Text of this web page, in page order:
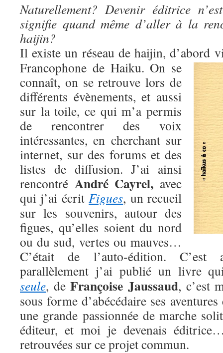
Naturellement? Devenir éditrice
signifie quand même d’aller à la
haijin?
Il existe un réseau de haijin, d’abord
Francophone de Haiku. On se
connaît, on se retrouve lors de
différents évènements, et aussi
sur la toile, ce qui m’a permis
de rencontrer des voix
intéressantes, en cherchant sur
internet, sur des forums et des
listes de diffusion. J’ai ainsi
rencontré André Cayrel, avec
qui j’ai écritFigues, un recueil
sur les souvenirs, autour des
figues, qu’elles soient du nord
ou du sud, vertes ou mauves…
C’était de l’auto-édition. C’est
parallèlement j’ai publié un livre
seule, deFrançoise Jaussaud, c’est
sous forme d’abécédaire ses
une grande passionnée de marche
éditeur, et moi je devenais
retrouvées sur ce projet commun.